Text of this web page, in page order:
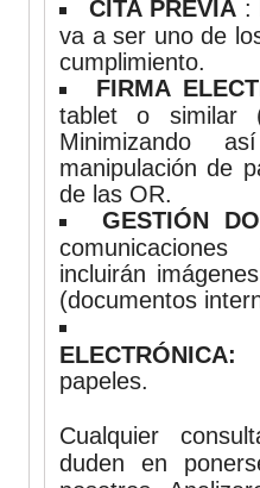
CITA PREVIA:
va a ser uno de
cumplimiento.
FIRMA
tablet o similar
Minimizando
manipulación de
de las OR.
GESTIÓN
incluirán
(documentos
ELECTRÓNICA:
papeles.
Cualquier
duden en